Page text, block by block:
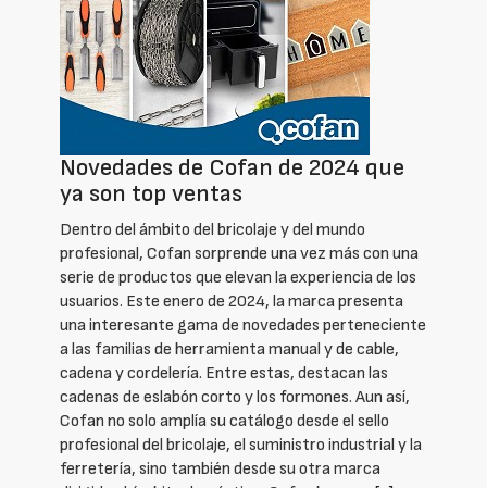
Novedades de Cofan de 2024 que
ya son top ventas
Dentro del ámbito del bricolaje y del mundo
profesional, Cofan sorprende una vez más con una
serie de productos que elevan la experiencia de los
usuarios. Este enero de 2024, la marca presenta
una interesante gama de novedades perteneciente
a las familias de herramienta manual y de cable,
cadena y cordelería. Entre estas, destacan las
cadenas de eslabón corto y los formones. Aun así,
Cofan no solo amplía su catálogo desde el sello
profesional del bricolaje, el suministro industrial y la
ferretería, sino también desde su otra marca